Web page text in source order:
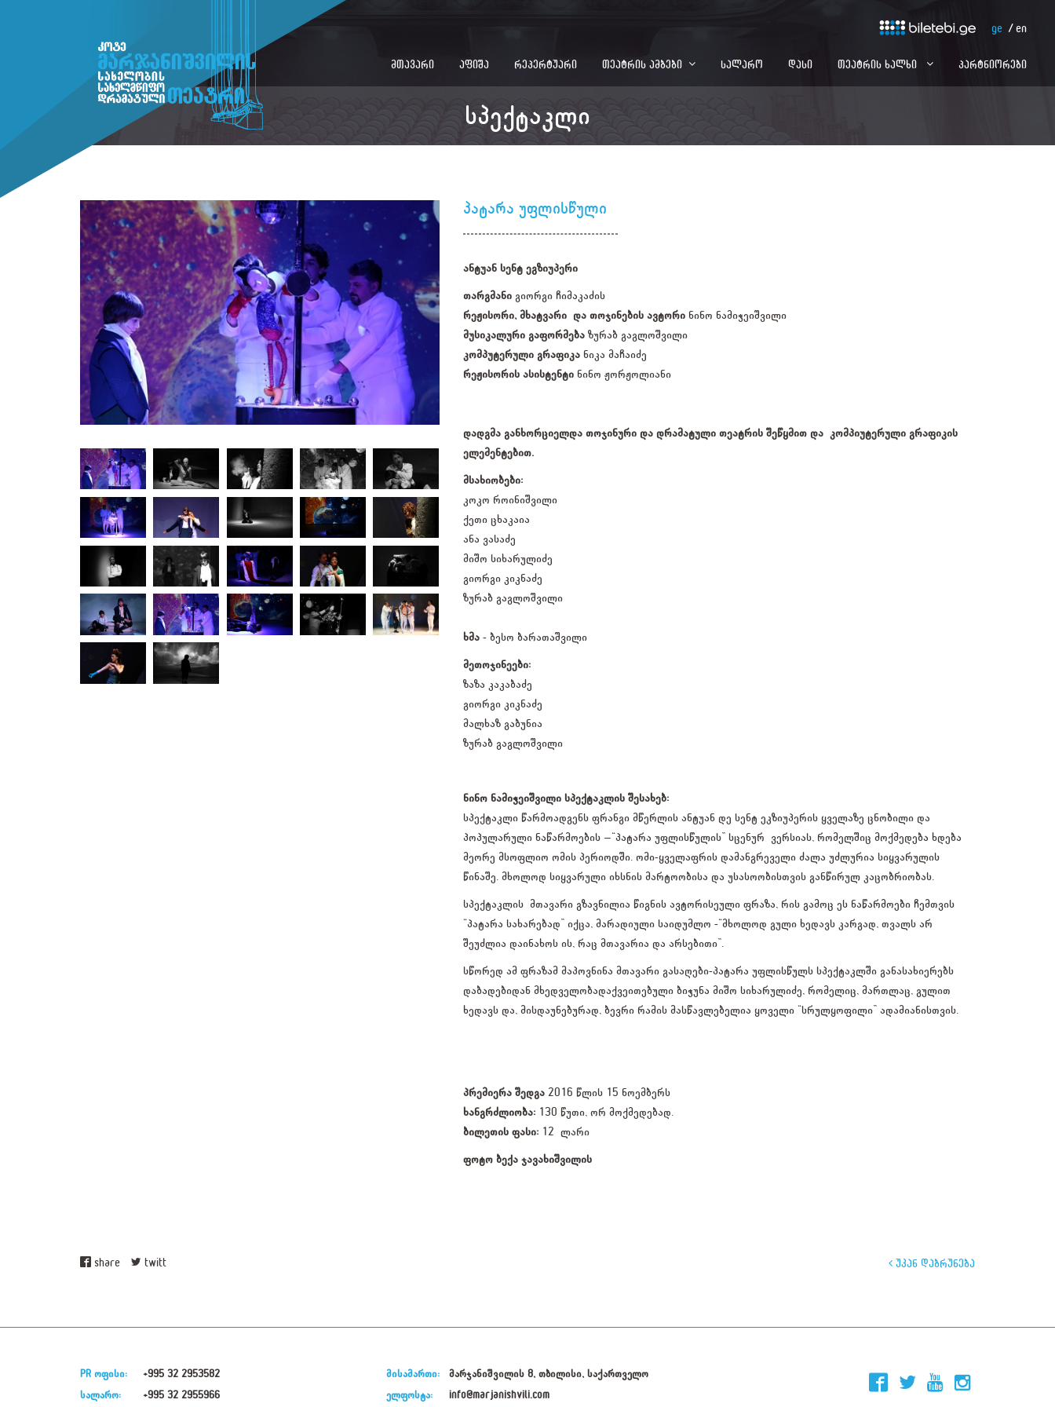
ge en
მთავარი აფიშა რეპერტუარი თეატრის ამბები სალარო დასი თეატრის ხალხი პარტნიორები
სპექტაკლი
პატარა უფლისწული
ანტუან სენტ ეგზიუპერი
თარგმანი გიორგი ჩიმაკაძის
რეჟისორი, მხატვარი და თოჯინების ავტორი ნინო ნამიჭეიშვილი
მუსიკალური გაფორმება ზურაბ გაგლოშვილი
კომპუტერული გრაფიკა ნიკა მაჩაიძე
რეჟისორის ასისტენტი ნინო ჟორჟოლიანი
დადგმა განხორციელდა თოჯინური და დრამატული თეატრის შეწყმით და კომპიუტერული გრაფიკის
ელემენტებით.
მსახიობები:
კოკო როინიშვილი
ქეთი ცხაკაია
ანა ვასაძე
მიშო სიხარულიძე
გიორგი კიკნაძე
ზურაბ გაგლოშვილი
ხმა - ბესო ბარათაშვილი
მეთოჯინეები:
ზაზა კაკაბაძე
გიორგი კიკნაძე
მალხაზ გაბუნია
ზურაბ გაგლოშვილი
ნინო ნამიჭეიშვილი სპექტაკლის შესახებ:
სპექტაკლი წარმოადგენს ფრანგი მწერლის ანტუან დე სენტ ეკზიუპერის ყველაზე ცნობილი და
პოპულარული ნაწარმოების –“პატარა უფლისწულის” სცენურ ვერსიას, რომელშიც მოქმედება ხდება
მეორე მსოფლიო ომის პერიოდში. ომი-ყველაფრის დამანგრეველი ძალა უძლურია სიყვარულის
წინაშე. მხოლოდ სიყვარული იხსნის მარტოობისა და უსასოობისთვის განწირულ კაცობრიობას.
სპექტაკლის მთავარი გზავნილია წიგნის ავტორისეული ფრაზა, რის გამოც ეს ნაწარმოები ჩემთვის
“პატარა სახარებად” იქცა, მარადიული საიდუმლო -“მხოლოდ გული ხედავს კარგად, თვალს არ
შეუძლია დაინახოს ის, რაც მთავარია და არსებითი”.
სწორედ ამ ფრაზამ მაპოვნინა მთავარი გასაღები-პატარა უფლისწულს სპექტაკლში განასახიერებს
დაბადებიდან მხედველობადაქვეითებული ბიჭუნა მიშო სიხარულიძე, რომელიც, მართლაც, გულით
ხედავს და, მისდაუნებურად, ბევრი რამის მასწავლებელია ყოველი “სრულყოფილი” ადამიანისთვის.
პრემიერა შედგა 2016 წლის 15 ნოემბერს
ხანგრძლიობა: 130 წუთი, ორ მოქმედებად.
ბილეთის ფასი:12 ლარი
ფოტო ბექა ჯავახიშვილის
share twitt უკან დაბრუნება
PR ოფისი:
+995 32 2953582
სალარო:
+995 32 2955966
მისამართი:
მარჯანიშვილის 8, თბილისი, საქართველო
ელფოსტა:
info@marjanishvili.com